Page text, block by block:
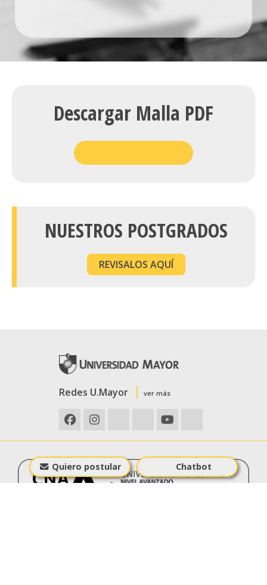
Quiero postular Chatbot
Descargar Malla PDF
NUESTROS POSTGRADOS
REVISALOS AQUÍ
Redes U.Mayor ver más